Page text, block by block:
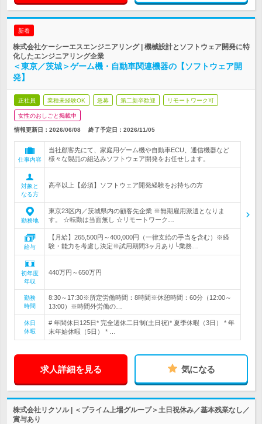
新着
株式会社ケーシーエスエンジニアリング | 機械設計とソフトウェア開発に特
化したエンジニアリング企業
＜東京／茨城＞ゲーム機・自動車関連機器の【ソフトウェア開
発】
正社員 業種未経験OK 急募 第二新卒歓迎 リモートワーク可
女性のおしごと掲載中
情報更新日：2026/06/08 終了予定日： 2026/11/05
仕事内容
当社顧客先にて、家庭用ゲーム機や自動車ECU、通信機器など
様々な製品の組込みソフトウェア開発をお任せします。
対象と
なる方
高卒以上【必須】ソフトウェア開発経験をお持ちの方
勤務地
東京23区内／茨城県内の顧客先企業 ※無期雇用派遣となりま
す。 ☆転勤は当面無し ☆リモートワーク…
給与
【月給】265,500円～400,000円（一律支給の手当を含む）※経
験・能力を考慮し決定※試用期間3ヶ月あり└業務…
初年度
年収
440万円～650万円
勤務
時間
8:30～17:30※所定労働時間：8時間※休憩時間：60分（12:00～
13:00）※時間外労働の…
休日
休暇
# 年間休日125日* 完全週休二日制(土日祝)* 夏季休暇（3日） * 年
末年始休暇（5日） * …
求人詳細を見る 気になる
株式会社リクソル | ＜プライム上場グループ＞土日祝休み／基本残業なし／
賞与あり